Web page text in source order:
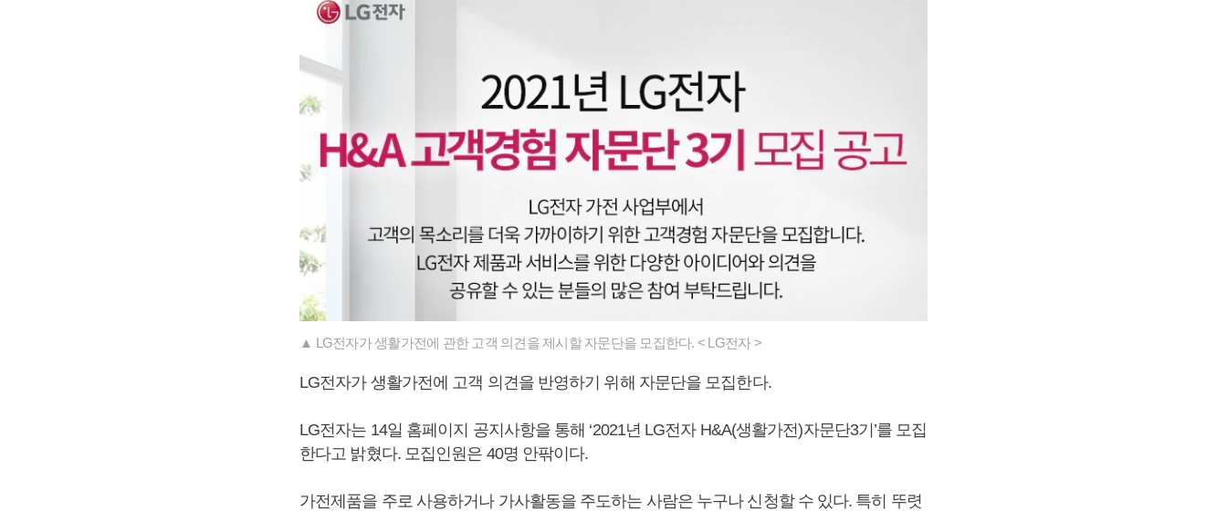
▲ LG전자가 생활가전에 관한 고객 의견을 제시할 자문단을 모집한다. < LG전자 >
LG전자가 생활가전에 고객 의견을 반영하기 위해 자문단을 모집한다.
LG전자는 14일 홈페이지 공지사항을 통해 ‘2021년 LG전자 H&A(생활가전)자문단3기’를 모집
한다고 밝혔다. 모집인원은 40명 안팎이다.
가전제품을 주로 사용하거나 가사활동을 주도하는 사람은 누구나 신청할 수 있다. 특히 뚜렷